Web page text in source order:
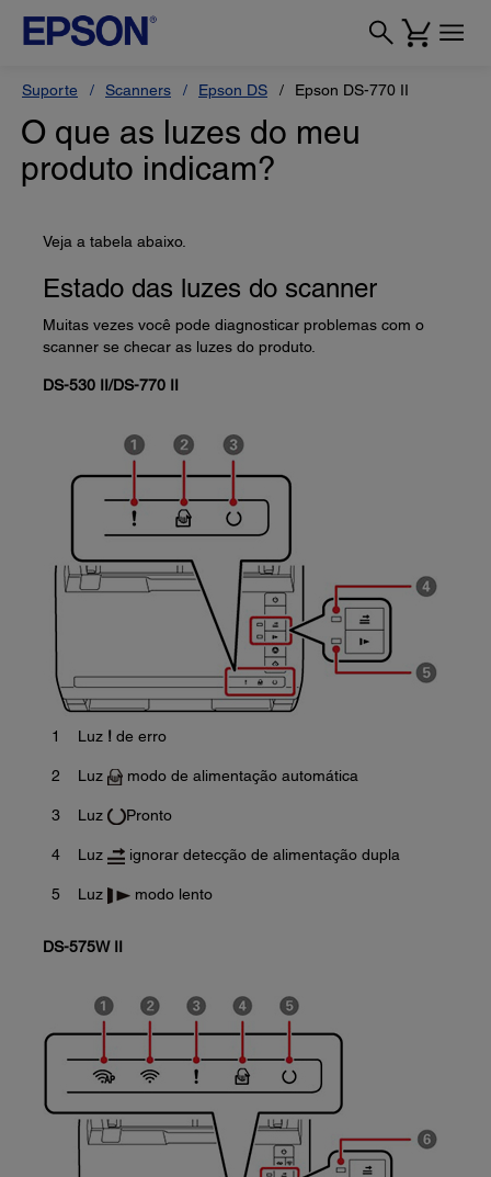
Suporte Scanners Epson DS Epson DS-770 II
O que as luzes do meu
produto indicam?
Veja a tabela abaixo.
Estado das luzes do scanner
Muitas vezes você pode diagnosticar problemas com o
scanner se checar as luzes do produto.
DS-530 II/DS-770 II
1 Luz ! de erro
2 Luz modo de alimentação automática
3 Luz Pronto
4 Luz ignorar detecção de alimentação dupla
5 Luz modo lento
DS-575W II